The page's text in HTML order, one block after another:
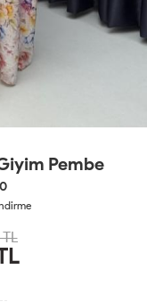
Pembe